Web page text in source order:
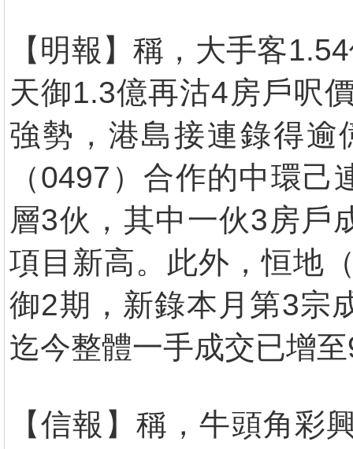
【明報】稱，大手客
天御1.3億再沽4房戶呎
強勢，港島接連錄得逾
（0497）合作的中環
層3伙，其中一伙3房戶
項目新高。此外，恒地
御2期，新錄本月第3宗
迄今整體一手成交已增
【信報】稱，牛頭角彩